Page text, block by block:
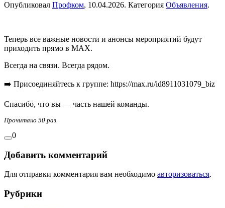
Опубликовал Профком, 10.04.2026. Категория Объявления.
Теперь все важные новости и анонсы мероприятий будут
приходить прямо в MAX.
Всегда на связи. Всегда рядом.
➡️ Присоединяйтесь к группе: https://max.ru/id8911031079_biz
Спасибо, что вы — часть нашей команды.
Прочитано 50 раз.
0
Добавить комментарий
Для отправки комментария вам необходимо авторизоваться.
Рубрики